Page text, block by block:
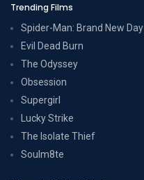
Trending Films
Spider-Man: Brand New Day
Evil Dead Burn
The Odyssey
Obsession
Supergirl
Lucky Strike
The Isolate Thief
Soulm8te